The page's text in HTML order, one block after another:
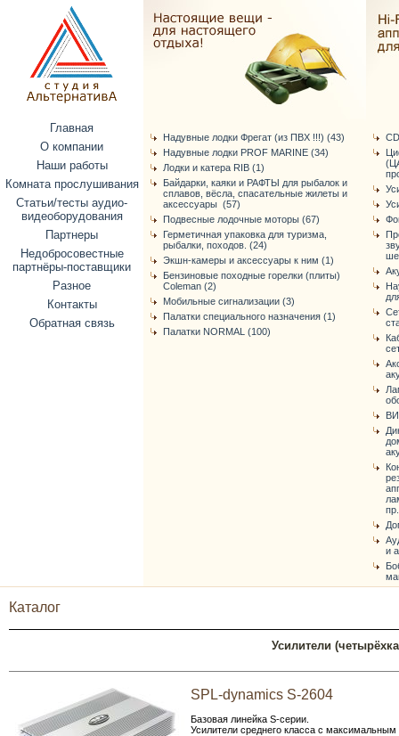
Главная
О компании
Наши работы
Комната прослушивания
Статьи/тесты аудио-
видеоборудования
Партнеры
Недобросовестные
партнёры-поставщики
Разное
Контакты
Обратная связь
Надувные лодки Фрегат (из ПВХ !!!) (43)
Надувные лодки PROF MARINE (34)
Лодки и катера RIB (1)
Байдарки, каяки и РАФТЫ для рыбалок и
сплавов, вёсла, спасательные жилеты и
аксессуары (57)
Подвесные лодочные моторы (67)
Герметичная упаковка для туризма,
рыбалки, походов. (24)
Экшн-камеры и аксессуары к ним (1)
Бензиновые походные горелки (плиты)
Coleman (2)
Мобильные сигнализации (3)
Палатки специального назначения (1)
Палатки NORMAL (100)
и
Каталог
Усилители
SPL-dynamics S-2604
Базовая линейка S-серии.
Усилители среднего класса с